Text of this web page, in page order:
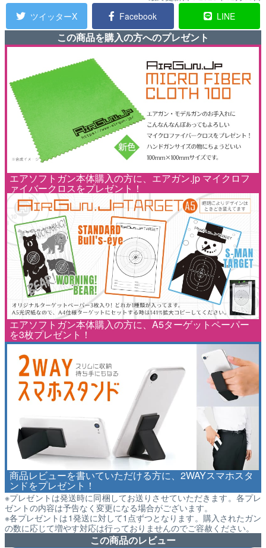
ツイッターX
Facebook LINE
この商品を購入の方へのプレゼント
エアソフトガン本体購入の方に、エアガン.jp マイクロフ
ァイバークロスをプレゼント！
エアソフトガン本体購入の方に、A5ターゲットペーパー
を3枚プレゼント！
商品レビューを書いていただける方に、2WAYスマホスタ
ンドをプレゼント！
※プレゼントは発送時に同梱してお送りさせていただきます。各プレ
ゼントの内容は予告なく変更になる場合がございます。
※各プレゼントは1発送に対して1点ずつとなります。購入されたガン
の数に応じて増やす対応は行っておりませんのでご容赦ください。
この商品のレビュー